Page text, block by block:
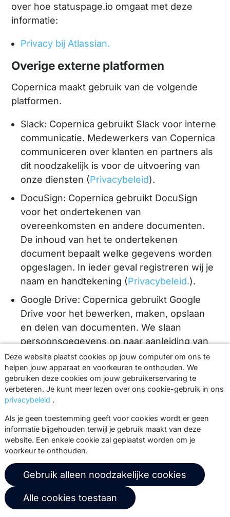
over hoe statuspage.io omgaat met deze
informatie:
Privacy bij Atlassian.
Overige externe platformen
Copernica maakt gebruik van de volgende
platformen.
Slack: Copernica gebruikt Slack voor interne
communicatie. Medewerkers van Copernica
communiceren over klanten en partners als
dit noodzakelijk is voor de uitvoering van
onze diensten (Privacybeleid).
DocuSign: Copernica gebruikt DocuSign
voor het ondertekenen van
overeenkomsten en andere documenten.
De inhoud van het te ondertekenen
document bepaalt welke gegevens worden
opgeslagen. In ieder geval registreren wij je
naam en handtekening (Privacybeleid.).
Google Drive: Copernica gebruikt Google
Drive voor het bewerken, maken, opslaan
en delen van documenten. We slaan
persoonsgegevens op naar aanleiding van
onder andere gespreksverslagen, notulen
van vergaderingen en overzichten van
verkoopresultaten (Privacybeleid).
Blue10 en Twinfield: Copernica gebruikt
Blue10 en Twinfield voor administratieve
doeleinden (Privacybeleid van Blue10,
privacybeleid van Twinfield.).
ABN AMRO: Copernica gebruikt software
van ABN AMRO om te bankieren
Miro: Copernica gebruikt software van Miro
Deze website plaatst cookies op jouw computer om ons te
helpen jouw apparaat en voorkeuren te onthouden. We
gebruiken deze cookies om jouw gebruikerservaring te
verbeteren. Je kunt meer lezen over ons cookie-gebruik in ons
privacybeleid .
Als je geen toestemming geeft voor cookies wordt er geen
informatie bijgehouden terwijl je gebruik maakt van deze
website. Een enkele cookie zal geplaatst worden om je
voorkeur te onthouden.
Gebruik alleen noodzakelijke cookies
Alle cookies toestaan